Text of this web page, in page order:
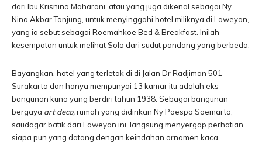
dari Ibu Krisnina Maharani, atau yang juga dikenal sebagai Ny.
Nina Akbar Tanjung, untuk menyinggahi hotel miliknya di Laweyan,
yang ia sebut sebagai Roemahkoe Bed & Breakfast. Inilah
kesempatan untuk melihat Solo dari sudut pandang yang berbeda.
Bayangkan, hotel yang terletak di di Jalan Dr Radjiman 501
Surakarta dan hanya mempunyai 13 kamar itu adalah eks
bangunan kuno yang berdiri tahun 1938. Sebagai bangunan
bergaya art deco,rumah yang didirikan Ny Poespo Soemarto,
saudagar batik dari Laweyan ini, langsung menyergap perhatian
siapa pun yang datang dengan keindahan ornamen kaca